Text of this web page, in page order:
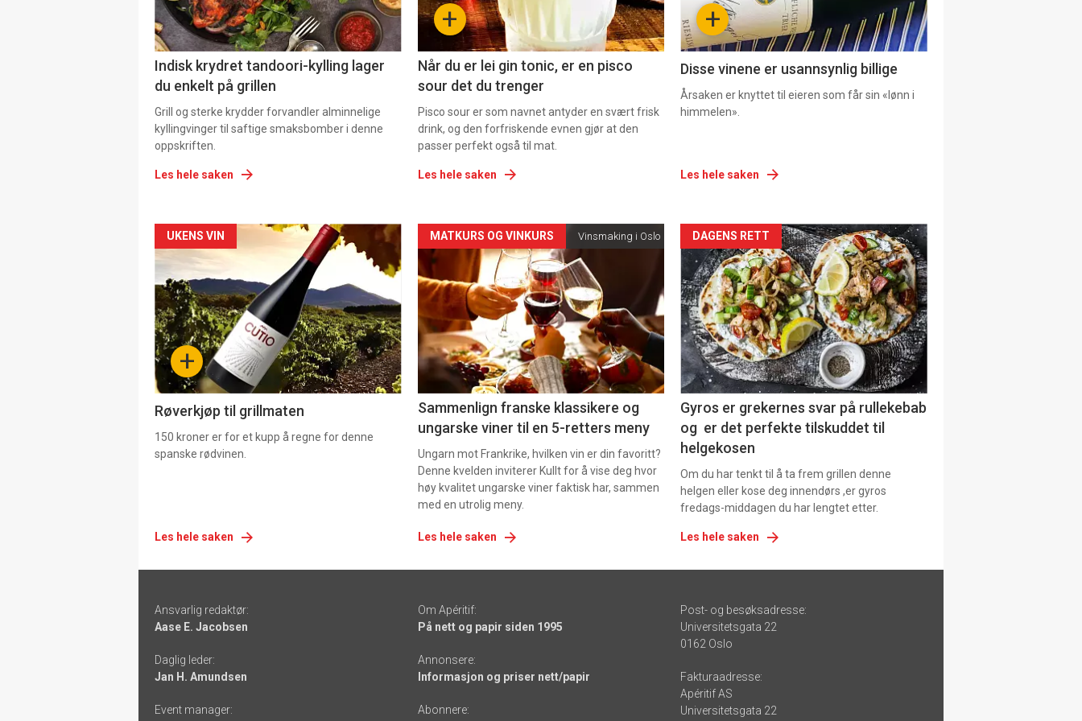
Indisk krydret tandoori-kylling lager
du enkelt på grillen
Grill og sterke krydder forvandler alminnelige
kyllingvinger til saftige smaksbomber i denne
oppskriften.
Les hele saken
+
Når du er lei gin tonic, er en pisco
sour det du trenger
Pisco sour er som navnet antyder en svært frisk
drink, og den forfriskende evnen gjør at den
passer perfekt også til mat.
Les hele saken
3 +
Disse vinene er usannsynlig billige
Årsaken er knyttet til eieren som får sin «lønn i
himmelen».
Les hele saken
Forsiden
akkurat
nå
-
4 +
UKENS VIN
Røverkjøp til grillmaten
150 kroner er for et kupp å regne for denne
spanske rødvinen.
Les hele saken
Forsiden
akkurat
nå
-
5
MATKURS OG VINKURS Vinsmaking i Oslo
Sammenlign franske klassikere og
ungarske viner til en 5-retters meny
Ungarn mot Frankrike, hvilken vin er din favoritt?
Denne kvelden inviterer Kullt for å vise deg hvor
høy kvalitet ungarske viner faktisk har, sammen
med en utrolig meny.
Les hele saken
Forsiden
akkurat
nå
-
6
DAGENS RETT
Gyros er grekernes svar på rullekebab
og er det perfekte tilskuddet til
helgekosen
Om du har tenkt til å ta frem grillen denne
helgen eller kose deg innendørs ,er gyros
fredags-middagen du har lengtet etter.
Les hele saken
-
links
Ansvarlig redaktør:
Aase E. Jacobsen
Daglig leder:
Jan H. Amundsen
Event manager:
Om Apéritif:
På nett og papir siden 1995
Annonsere:
Informasjon og priser nett/papir
Abonnere:
Post- og besøksadresse:
Universitetsgata 22
0162 Oslo
Fakturaadresse:
Apéritif AS
Universitetsgata 22